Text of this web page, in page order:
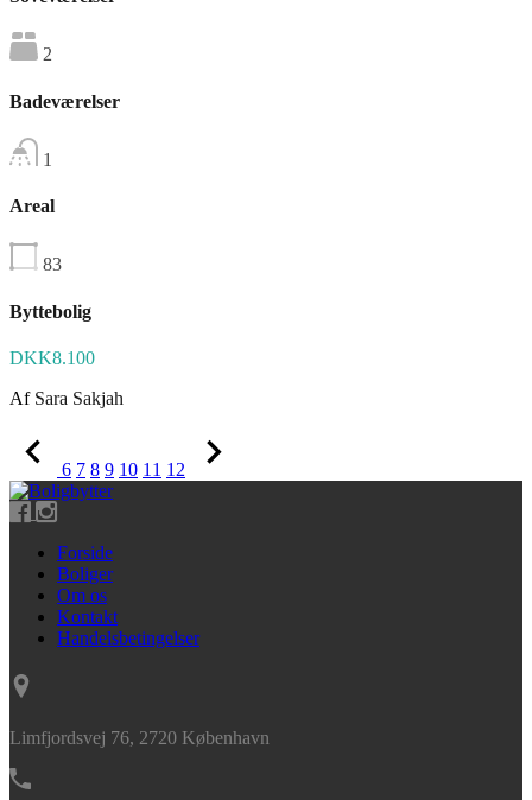
2
Badeværelser
1
Areal
83
Byttebolig
DKK8.100
Af Sara Sakjah
6 7 8 9 10 11 12
Forside
Boliger
Om os
Kontakt
Handelsbetingelser
Limfjordsvej 76, 2720 København